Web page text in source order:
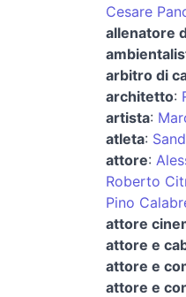
Cesare
allenatore
arbitro di
architetto:
artista:
atleta:
attore:
Roberto
Pino
attore
attore e
attore e
attore e